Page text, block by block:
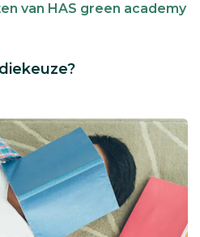
van HAS green academy